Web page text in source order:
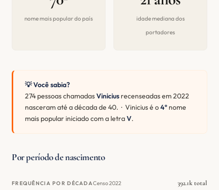
nome mais popular do país
idade mediana dos
portadores
💡 Você sabia?
274 pessoas chamadasVinicius recenseadas em 2022
nasceram até a década de 40. · Vinicius é o4º nome
mais popular iniciado com a letraV.
Por período de nascimento
FREQUÊNCIA POR DÉCADACenso 2022 392.1k total